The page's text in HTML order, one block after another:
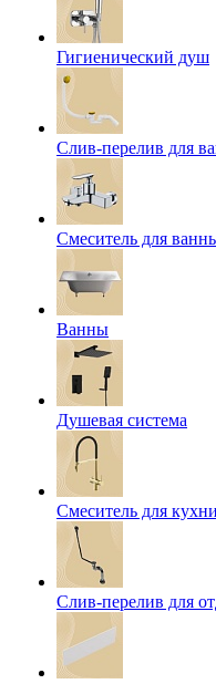
Гигиенический душ
Слив-перелив для
Смеситель для
Ванны
Душевая система
Смеситель для кухни
Слив-перелив для